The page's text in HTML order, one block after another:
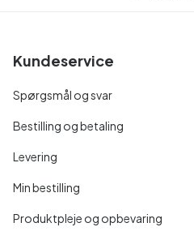
Kundeservice
Spørgsmål og svar
Bestilling og betaling
Levering
Min bestilling
Produktpleje og opbevaring